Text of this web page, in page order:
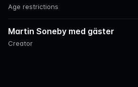
Age restrictions
Creator
Martin Soneby med gäster